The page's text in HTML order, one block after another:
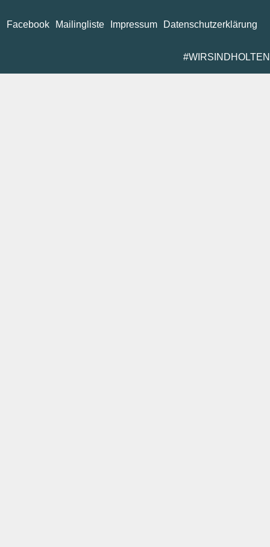
Facebook Mailingliste Impressum Datenschutzerklärung
#WIRSINDHOLTEN